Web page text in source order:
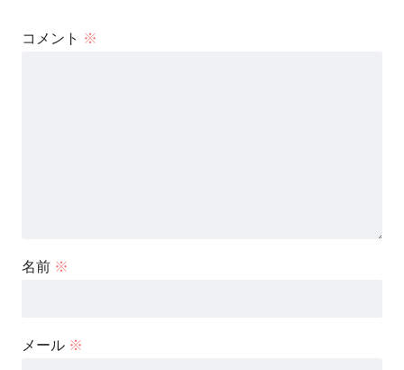
コメント ※
名前 ※
メール ※